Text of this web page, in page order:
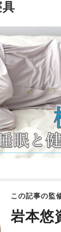
ガールズパ
ング
-
ング
-
別でさがす一覧
作務衣
この記事の監
岩本悠